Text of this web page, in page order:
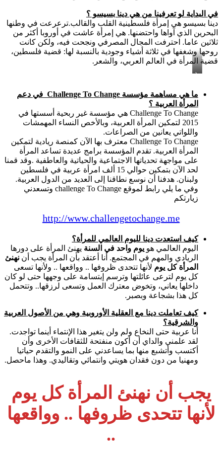
في البداية لو تعرفينا من هي دينا بسيسو ؟
دينا بسيسو هي إمرأة فلسطينية القلب والقالب.ترعرعت في وطنها
البحرين الذي آواها واحتضنها. هي إمرأة عاشت في أوروبا أكثر من
ثلاثين عاما. احترفت المجال المصرفي ونجحت فيه، ولكن كانت
روحها وشغفها في ثلاثة أشياء وجودية بالنسبة لها: قضية فلسطين،
قضية المرأة في العالم العربي، والشعر.
د
ا
ب
س
ي
س
و
ما هي مساهمة مؤسسة Challenge To Change في دعم
المرأة العربية ؟
Challenge To Change هي مؤسسة غير ربحية أسستها في
2015 لتمكين المرأة العربية، وبالأخص النساء المهمشات
واللواتي يعانين من الصراعات.
Challenge To Change معترف بها الآن كمنصة ريادية لتمكين
المرأة العربية. تقدم المؤسسة برامج عديدة تساعد المرأة
على مواجهة تحدياتها الاجتماعية والحياتية والعاطفية .وقد قمنا
لحد الآن بتمكين حوالي 15 ألف امرأة عربية في فلسطين
ولبنان. هدفنا أن نوسع نطاقنا إلى العديد من الدول العربية.
وفي ما يلي رابط لموقع challenge To Change وتسعدني
زيارتكم
http://www.challengetochange.me
كيف استعدت دينا لليوم العالمي للمرأة؟
اليوم العالمي هو يوم واحد في السنة يهنئ المرأة على دورها
الريادي والمهم في المجتمع. أنا أعتقد بأن المرأة يجب أن نهنئ
المرأة كل يوم لأنها تتحدى ظروفها .. وواقعها .. ولأنها تسعى
كل يوم لترعى عائلتها وترسم إبتسامة على وجهها حتى لو كان
داخلها يعاني، وتخوض معترك العمل وتسعى لرزقها.. وتتحمل
كل هذا بشجاعة وبصبر.
كيف تعاملت دينا مع العقلية الأوروبية وهي من الأصول العربية
والشرقية؟
أنا عربية حتى النخاع ولم ولن يتغير هذا الإنتماء أينما تواجدت.
لقد علمني والداي أن أكون منفتحة للثقافات الأخرى وأن
أكتسب وأتشبع منها بما يساعدني على النمو والتقدم حياتيا
ومهنيا من دون فقدان هويتي وانتمائي وتقاليدي. وهذا ماحصل.
يجب أن نهنئ المرأة كل يوم
لأنها تتحدى ظروفها .. وواقعها
..